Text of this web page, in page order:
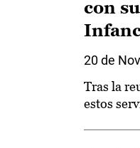
con
20 de
Tras la
estos